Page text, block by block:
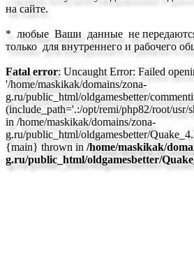
на сайте.
* любые Ваши данные не
только для внутреннего и рабочего
Fatal error: Uncaught Error: Failed
'/home/maskikak/domains/zona-
g.ru/public_html/oldgamesbetter/
(include_path='.:/opt/remi/php82/root/usr/
in /home/maskikak/domains/zona-
g.ru/public_html/oldgamesbetter/
{main} thrown in /home/maskikak/
g.ru/public_html/oldgamesbetter/